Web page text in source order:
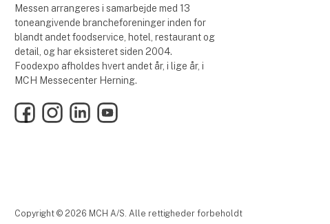
Messen arrangeres i samarbejde med 13
toneangivende brancheforeninger inden for
blandt andet foodservice, hotel, restaurant og
detail, og har eksisteret siden 2004.
Foodexpo afholdes hvert andet år, i lige år, i
MCH Messecenter Herning.
FacebookInstagramLinkedInYouTube
Copyright © 2026 MCH A/S. Alle rettigheder forbeholdt